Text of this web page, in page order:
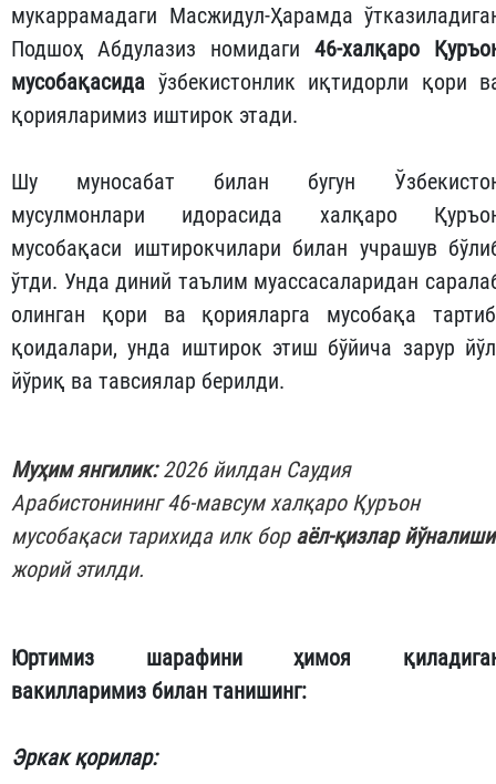
мукаррамадаги Масжидул-Ҳарамда
Подшоҳ Абдулазиз номидаги 46-халқаро
мусобақасида ўзбекистонлик иқтидорли қори
қорияларимиз иштирок этади.
Шу муносабат билан бугун
мусулмонлари идорасида халқаро
мусобақаси иштирокчилари билан учрашув
ўтди. Унда диний таълим муассасаларидан
олинган қори ва қорияларга мусобақа
қоидалари, унда иштирок этиш бўйича зарур
йўриқ ва тавсиялар берилди.
Муҳим янгилик:2026 йилдан Саудия
Арабистонининг 46-мавсум халқаро Қуръон
мусобақаси тарихида илк бор аёл-қизлар йўналиши
жорий этилди.
Юртимиз шарафини ҳимоя
вакилларимиз билан танишинг:
Эркак қорилар: